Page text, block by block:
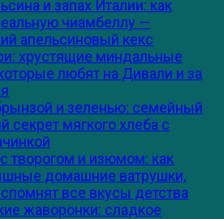
и запах Италии: как
чиамбеллу —
апельсиновый кекс
хрустящие миндальные
любят на Дивали и за
и зеленью: семейный
секрет мягкого хлеба с
творогом и изюмом: как
домашние ватрушки,
все вкусы детства
жаворонки: сладкое